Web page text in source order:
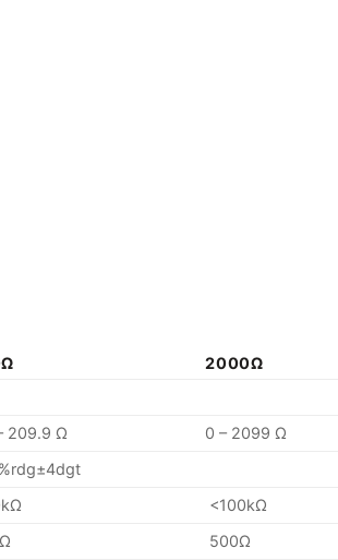
2000Ω
209.9 Ω
0 – 2099 Ω
<100kΩ
500Ω